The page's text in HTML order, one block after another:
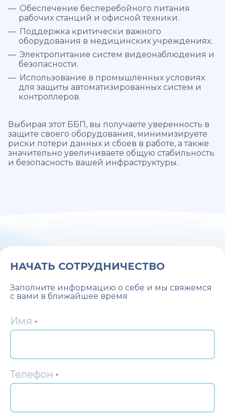
Обеспечение бесперебойного питания
рабочих станций и офисной техники.
Поддержка критически важного
оборудования в медицинских учреждениях.
Электропитание систем видеонаблюдения и
безопасности.
Использование в промышленных условиях
для защиты автоматизированных систем и
контроллеров.
Выбирая этот ББП, вы получаете уверенность в
защите своего оборудования, минимизируете
риски потери данных и сбоев в работе, а также
значительно увеличиваете общую стабильность
и безопасность вашей инфраструктуры.
НАЧАТЬ СОТРУДНИЧЕСТВО
Заполните информацию о себе и мы свяжемся
с вами в ближайшее время
Имя *
Телефон *